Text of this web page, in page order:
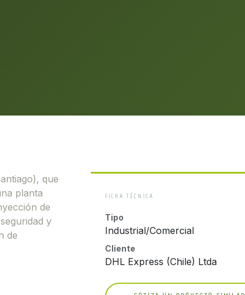
que
planta
de
y
de
FICHA TÉCNICA
Tipo
Industrial/Comercial
Cliente
DHL Express (Chile) Ltda